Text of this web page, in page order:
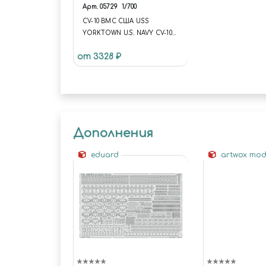
Арт. 05729 1/700
CV-10 ВМС США USS
YORKTOWN U.S. NAVY CV-10
от 3328 ₽
Дополнения
eduard artwox